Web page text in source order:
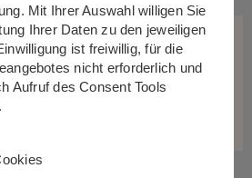
Mit Ihrer Auswahl willigen Sie
Ihrer Daten zu den jeweiligen
ist freiwillig, für die
nicht erforderlich und
Aufruf des Consent Tools